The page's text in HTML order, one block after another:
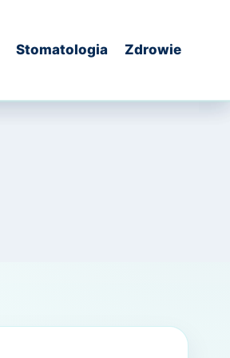
Stomatologia Zdrowie